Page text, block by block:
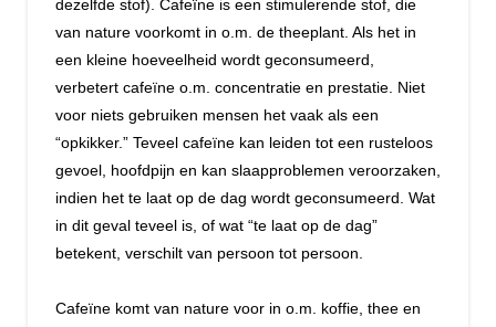
dezelfde stof). Cafeïne is een stimulerende stof, die
van nature voorkomt in o.m. de theeplant. Als het in
een kleine hoeveelheid wordt geconsumeerd,
verbetert cafeïne o.m. concentratie en prestatie. Niet
voor niets gebruiken mensen het vaak als een
“opkikker.” Teveel cafeïne kan leiden tot een rusteloos
gevoel, hoofdpijn en kan slaapproblemen veroorzaken,
indien het te laat op de dag wordt geconsumeerd. Wat
in dit geval teveel is, of wat “te laat op de dag”
betekent, verschilt van persoon tot persoon.
Cafeïne komt van nature voor in o.m. koffie, thee en